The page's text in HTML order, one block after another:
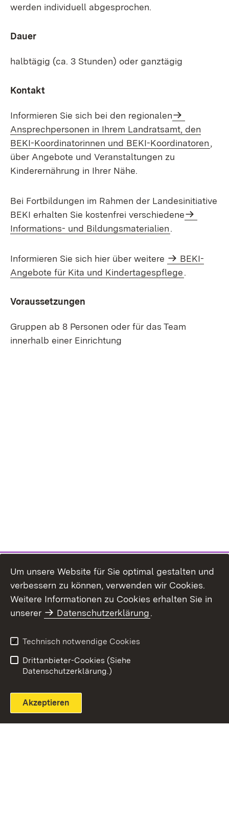
werden individuell abgesprochen.
Dauer
halbtägig (ca. 3 Stunden) oder ganztägig
Kontakt
Informieren Sie sich bei den regionalen
Ansprechpersonen in Ihrem Landratsamt, den
BEKI-Koordinatorinnen und BEKI-Koordinatoren,
über Angebote und Veranstaltungen zu
Kinderernährung in Ihrer Nähe.
Bei Fortbildungen im Rahmen der Landesinitiative
BEKI erhalten Sie kostenfrei verschiedene
Informations- und Bildungsmaterialien.
Informieren Sie sich hier über weitere
BEKI-
Angebote für Kita und Kindertagespflege.
Voraussetzungen
Gruppen ab 8 Personen oder für das Team
innerhalb einer Einrichtung
Themenübersicht
Um unsere Website für Sie optimal gestalten und
verbessern zu können, verwenden wir Cookies.
Weitere Informationen zu Cookies erhalten Sie in
unserer
Datenschutzerklärung.
Technisch notwendige Cookies
Drittanbieter-Cookies (Siehe
Datenschutzerklärung.)
Akzeptieren